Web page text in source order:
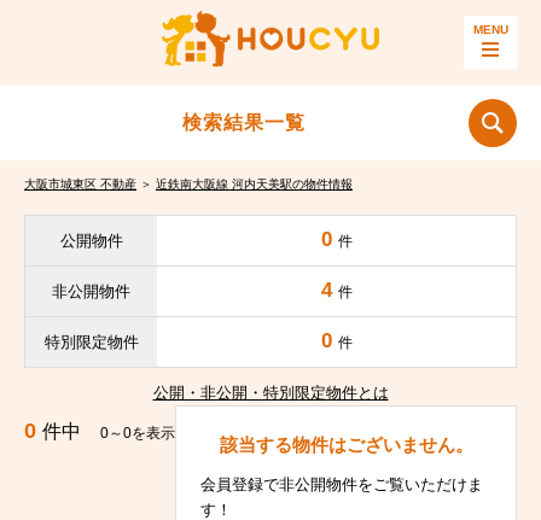
検索結果一覧
大阪市城東区 不動産 ＞ 近鉄南大阪線 河内天美駅の物件情報
公開物件 0 件
非公開物件 4 件
特別限定物件 0 件
公開・非公開・特別限定物件とは
0 件中 0～0を表示
該当する物件はございません。
会員登録で非公開物件をご覧いただけま
す！